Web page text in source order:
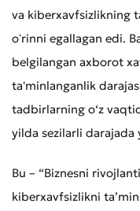
va kiberxavfsizlikning
oʻrinni egallagan edi.
belgilangan axborot
ta'minlanganlik
tadbirlarning o‘z
yilda sezilarli
Bu – “Biznesni
kiberxavfsizlikni